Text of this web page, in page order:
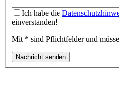
Ich habe die
einverstanden!
Mit * sind Pflichtfelder und